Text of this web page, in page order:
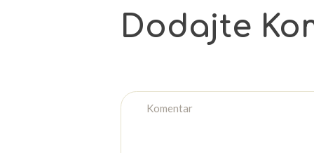
Dodajte